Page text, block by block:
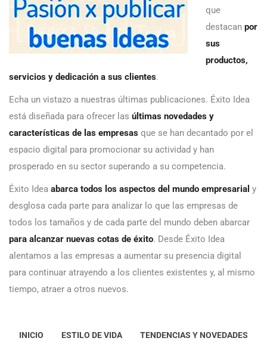
que
destacan por
sus
productos,
servicios y dedicación a sus clientes.
Echa un vistazo a nuestras últimas publicaciones. Éxito Idea
está diseñada para ofrecer las últimas novedades y
características de las empresas que se han decantado por el
espacio digital para promocionar su actividad y han
prosperado en su sector superando a su competencia.
Éxito Idea abarca todos los aspectos del mundo empresarial y
desglosa cada parte para analizar lo que las empresas de
todos los tamaños y de cada parte del mundo deben abarcar
para alcanzar nuevas cotas de éxito. Desde Éxito Idea
alentamos a las empresas a aumentar su presencia digital
para continuar atrayendo a los clientes existentes y, al mismo
tiempo, atraer a otros nuevos.
INICIO ESTILO DE VIDA TENDENCIAS Y NOVEDADES